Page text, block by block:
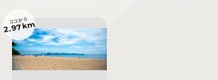
ココから
2.97km